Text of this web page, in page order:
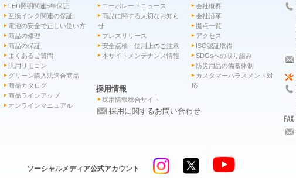
LED照明関連5年保証
互換インク関連の保証
電池の安全で正しい使い方
商品の修理
商品の保証
よくあるご質問
汎用リモコン
グリーン購入法適合商品
商品カタログ
商品ラインアップ
オンラインマニュアル
コーポレートニュース
商品に関する大切なお知ら
せ
プレスリリース
安全点検・使用上のご注意
本サイトメンテナンス情報
会社概要
会社沿革
拠点一覧
アクセス
ISO認証取得
SDGsへの取り組み
防災用品の備蓄体制
カスタマーハラスメント対
応
採用情報
採用情報総合サイト
採用に関するお問い合わせ
ソーシャルメディア公式アカウント